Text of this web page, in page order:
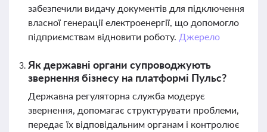
забезпечили видачу документів для підключення
власної генерації електроенергії, що допомогло
підприємствам відновити роботу. Джерело
Як державні органи супроводжують
звернення бізнесу на платформі Пульс?
Державна регуляторна служба модерує
звернення, допомагає структурувати проблеми,
передає їх відповідальним органам і контролює